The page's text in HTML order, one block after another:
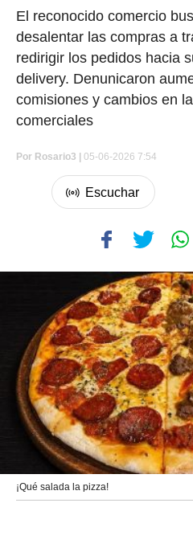
El reconocido comercio
desalentar las compras a
redirigir los pedidos hacia
delivery. Denunicaron
comisiones y cambios en
comerciales
Por Rosario3 | 05-06-2026 7:54
¡Qué salada la pizza!